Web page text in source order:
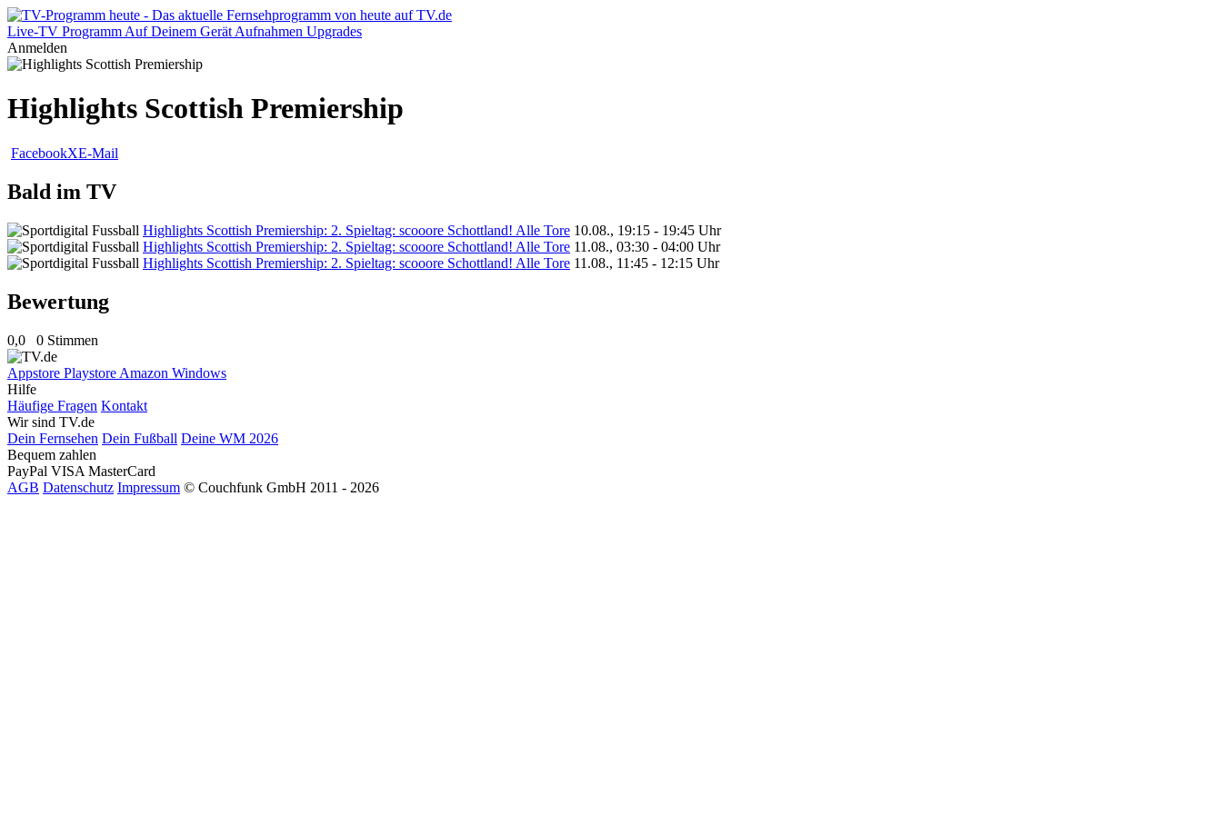
Live-TV Programm Auf Deinem Gerät Aufnahmen Upgrades
Anmelden
Highlights Scottish Premiership
FacebookXE-Mail
Bald im TV
Highlights Scottish Premiership: 2. Spieltag: scooore Schottland! Alle Tore 10.08., 19:15 - 19:45 Uhr
Highlights Scottish Premiership: 2. Spieltag: scooore Schottland! Alle Tore 11.08., 03:30 - 04:00 Uhr
Highlights Scottish Premiership: 2. Spieltag: scooore Schottland! Alle Tore 11.08., 11:45 - 12:15 Uhr
Bewertung
0,0 0 Stimmen
Appstore Playstore Amazon Windows
Hilfe
Häufige Fragen Kontakt
Wir sind TV.de
Dein Fernsehen Dein Fußball Deine WM 2026
Bequem zahlen
PayPal VISA MasterCard
AGB Datenschutz Impressum © Couchfunk GmbH 2011 - 2026